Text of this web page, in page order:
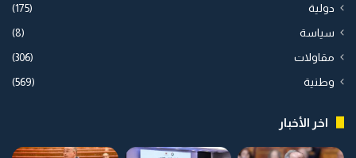
دولية (175)
سياسة (8)
مقاولات (306)
وطنية (569)
اخر الأخبار